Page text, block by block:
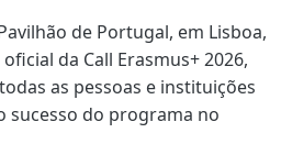
de Portugal, em Lisboa,
da Call Erasmus+ 2026,
as pessoas e instituições
sucesso do programa no